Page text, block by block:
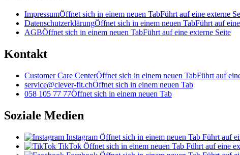
ImpressumÖffnet sich in einem neuen TabFührt auf eine externe
DatenschutzerklärungÖffnet sich in einem neuen TabFührt auf
AGBÖffnet sich in einem neuen TabFührt auf eine externe Seite
Kontakt
Customer Care CenterÖffnet sich in einem neuen TabFührt auf
service@clever-fit.chÖffnet sich in einem neuen Tab
058 105 77 77Öffnet sich in einem neuen Tab
Soziale Medien
Instagram Öffnet sich in einem neuen Tab Führt auf
TikTok Öffnet sich in einem neuen Tab Führt auf eine